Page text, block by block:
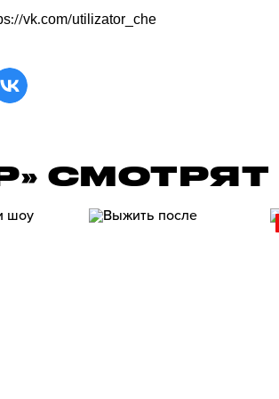
vk.com/utilizator_che
СМОТРЯТ